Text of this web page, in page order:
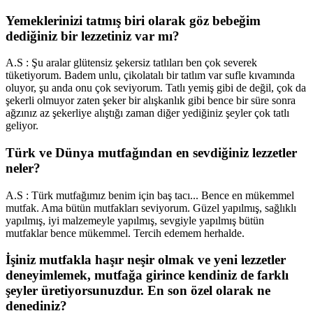
Yemeklerinizi tatmış biri olarak göz bebeğim
dediğiniz bir lezzetiniz var mı?
A.S : Şu aralar glütensiz şekersiz tatlıları ben çok severek
tüketiyorum. Badem unlu, çikolatalı bir tatlım var sufle kıvamında
oluyor, şu anda onu çok seviyorum. Tatlı yemiş gibi de değil, çok da
şekerli olmuyor zaten şeker bir alışkanlık gibi bence bir süre sonra
ağzınız az şekerliye alıştığı zaman diğer yediğiniz şeyler çok tatlı
geliyor.
Türk ve Dünya mutfağından en sevdiğiniz lezzetler
neler?
A.S : Türk mutfağımız benim için baş tacı... Bence en mükemmel
mutfak. Ama bütün mutfakları seviyorum. Güzel yapılmış, sağlıklı
yapılmış, iyi malzemeyle yapılmış, sevgiyle yapılmış bütün
mutfaklar bence mükemmel. Tercih edemem herhalde.
İşiniz mutfakla haşır neşir olmak ve yeni lezzetler
deneyimlemek, mutfağa girince kendiniz de farklı
şeyler üretiyorsunuzdur. En son özel olarak ne
denediniz?